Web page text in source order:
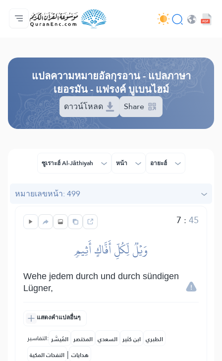
หน้าหลัก
สารบัญ​คำแปล
Audio
บริการสำหรับนักพัฒนา - API
เกี่ยวกับโครงการ
ติดต่อเรา
ภาษา
แปล​ความหมาย​อัลกุรอาน​ - แปลภาษา
เยอรมัน - แฟรงค์ บูเบนไฮม์
ดาวน์โหลด Share
ซูเราะฮ์ Al-Jāthiyah หน้า อายะฮ์
หมายเลขหน้า: 499
7 :45
وَيۡلٞ لِّكُلِّ أَفَّاكٍ أَثِيمٖ
Wehe jedem durch und durch sündigen
Lügner,
แสดงคำแปลอื่นๆ
التفاسير: المُيسَّر المختصر السعدي ابن كثير الطبري
النفحات المكية | هدايات